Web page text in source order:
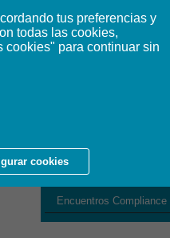
tus preferencias y
todas las cookies,
cookies" para continuar sin
cookies
Formación
Congresos
Encuentros Compliance